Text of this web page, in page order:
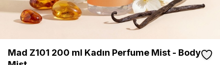
Mad Z101 200 ml Kadın Perfume Mist - Body